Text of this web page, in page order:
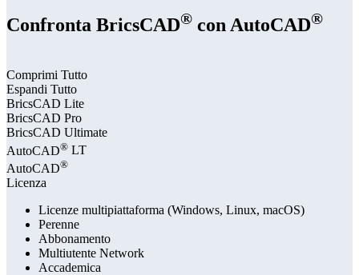
Confronta BricsCAD® con AutoCAD®
Comprimi Tutto
Espandi Tutto
BricsCAD Lite
BricsCAD Pro
BricsCAD Ultimate
AutoCAD® LT
AutoCAD®
Licenza
Licenze multipiattaforma (Windows, Linux, macOS)
Perenne
Abbonamento
Multiutente Network
Accademica